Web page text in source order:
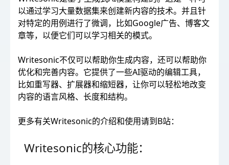
以通过学习大量数据集来创建新内容的技术。并且针
对特定的用例进行了微调，比如Google广告、博客文
章等，以便它们可以学习相关的模式。
Writesonic不仅可以帮助你生成内容，还可以帮助你
优化和完善内容。它提供了一些AI驱动的编辑工具，
比如重写器、扩展器和缩短器，让你可以轻松地改变
内容的语言风格、长度和结构。
更多有关Writesonic的介绍和使用请到B站：
Writesonic的核心功能：